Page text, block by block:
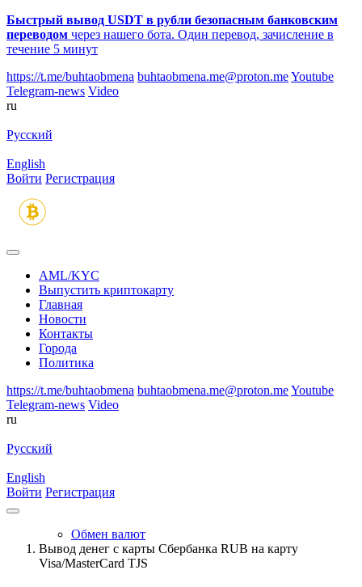
Быстрый вывод USDT в рубли безопасным банковским
переводом через нашего бота. Один перевод, зачисление в
течение 5 минут
https://t.me/buhtaobmena buhtaobmena.me@proton.meYoutube
Telegram-news Video
ru
Русский
English
Войти Регистрация
AML/KYC
Выпустить криптокарту
Главная
Новости
Контакты
Города
Политика
https://t.me/buhtaobmena buhtaobmena.me@proton.meYoutube
Telegram-news Video
ru
Русский
English
Войти Регистрация
Обмен валют
Вывод денег с карты Сбербанка RUB на карту
Visa/MasterCard TJS